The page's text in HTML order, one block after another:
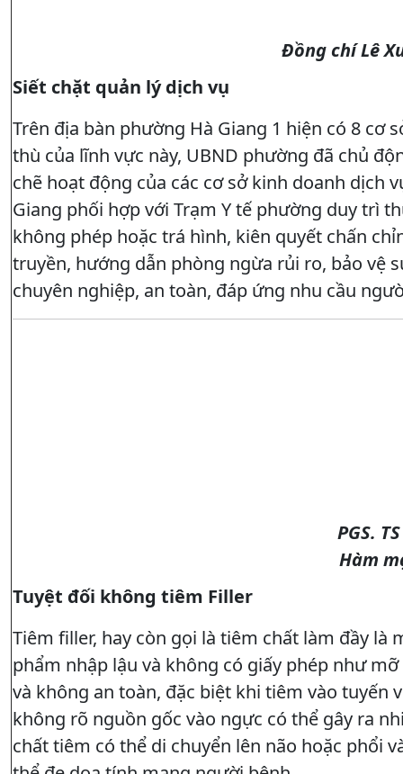
Đồng chí Lê
Siết chặt quản lý dịch vụ
Trên địa bàn phường Hà Giang 1 hiện có 8 cơ
thù của lĩnh vực này, UBND phường đã chủ
chẽ hoạt động của các cơ sở kinh doanh dịch
Giang phối hợp với Trạm Y tế phường duy trì
không phép hoặc trá hình, kiên quyết chấn
truyền, hướng dẫn phòng ngừa rủi ro, bảo vệ
chuyên nghiệp, an toàn, đáp ứng nhu cầu
PGS.
Hàm
Tuyệt đối không tiêm Filler
Tiêm filler, hay còn gọi là tiêm chất làm đầy là
phẩm nhập lậu và không có giấy phép như
và không an toàn, đặc biệt khi tiêm vào tuyến
không rõ nguồn gốc vào ngực có thể gây ra
chất tiêm có thể di chuyển lên não hoặc phổi